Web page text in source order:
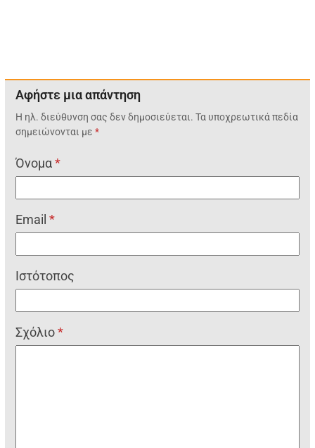
Αφήστε μια απάντηση
Η ηλ. διεύθυνση σας δεν δημοσιεύεται. Τα υποχρεωτικά πεδία
σημειώνονται με*
Όνομα*
Email*
Ιστότοπος
Σχόλιο*